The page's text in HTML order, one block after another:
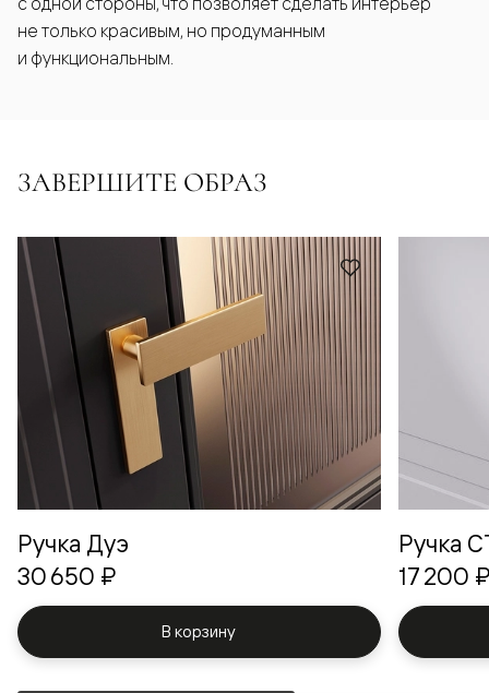
не только красивым, но продуманным
и функциональным.
ЗАВЕРШИТЕ ОБРАЗ
Ручка Дуэ
30 650 ₽
В корзину
Ручка
17 200